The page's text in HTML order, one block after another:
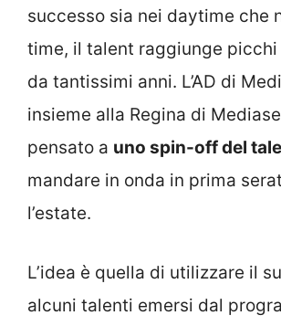
successo sia nei daytime che
time, il talent raggiunge
da tantissimi anni. L’AD di
insieme alla Regina di
pensato a uno spin-off del
mandare in onda in prima
l’estate.
L’idea è quella di utilizzare il
alcuni talenti emersi dal